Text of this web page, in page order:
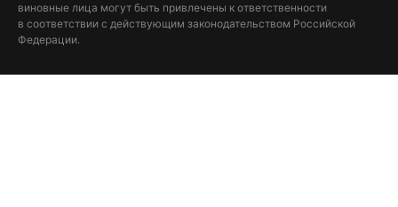
виновные лица могут быть привлечены к ответственности
в соответствии с действующим законодательством Российской
Федерации.